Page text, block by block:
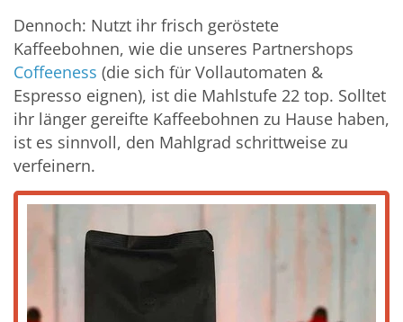
Dennoch: Nutzt ihr frisch geröstete
Kaffeebohnen, wie die unseres Partnershops
Coffeeness (die sich für Vollautomaten &
Espresso eignen), ist die Mahlstufe 22 top. Solltet
ihr länger gereifte Kaffeebohnen zu Hause haben,
ist es sinnvoll, den Mahlgrad schrittweise zu
verfeinern.